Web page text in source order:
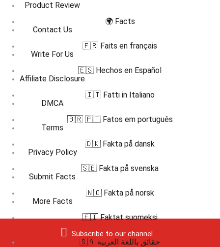
Product Review
Contact Us
Write For Us
Affiliate Disclosure
DMCA
Terms
Privacy Policy
Submit Facts
More Facts
Subscribe to our channel
🌍 Facts
🇫🇷 Faits en français
🇪🇸 Hechos en Español
🇮🇹 Fatti in Italiano
🇧🇷 🇵🇹 Fatos em português
🇩🇰 Fakta på dansk
🇸🇪 Fakta på svenska
🇳🇴 Fakta på norsk
🇫🇮 Faktat suomeksi
🇸🇦 حقائق باللغة العربية